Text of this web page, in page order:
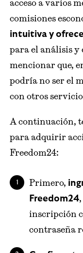
acceso a varios
comisiones
intuitiva y
para el análisis y
mencionar que,
podría no ser el
con otros
A continuación,
para adquirir
Freedom24:
Primero,
Freedom24
inscripción
contraseña